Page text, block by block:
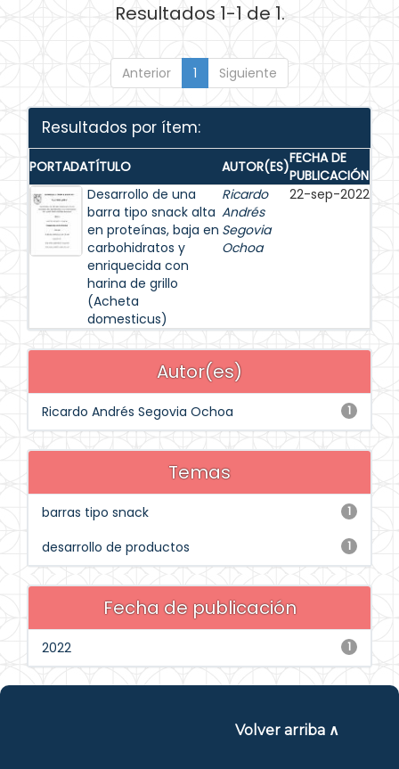
Resultados 1-1 de 1.
Anterior 1 Siguiente
Resultados por ítem:
PORTADATÍTULO AUTOR(ES)FECHA DE
PUBLICACIÓN
Desarrollo de una
barra tipo snack alta
en proteínas, baja en
carbohidratos y
enriquecida con
harina de grillo
(Acheta
domesticus)
Ricardo
Andrés
Segovia
Ochoa
22-sep-2022
Autor(es)
1
Ricardo Andrés Segovia Ochoa
Temas
1
barras tipo snack
1
desarrollo de productos
Fecha de publicación
1
2022
Volver arriba ∧